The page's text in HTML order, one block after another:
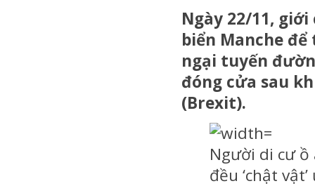
Ngày 22/11,
biển Manche
ngại tuyến
đóng cửa sau
(Brexit).
Người di cư ồ
đều ‘chật